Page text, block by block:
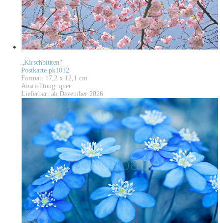
„Kirschblüten“
Postkarte pk1012
Format: 17,2 x 12,1 cm
Ausrichtung: quer
Lieferbar: ab Dezember 2026